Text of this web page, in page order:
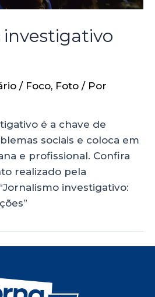
/ Foco, Foto / Por
é a chave de
sociais e coloca em
e profissional. Confira
realizado pela
investigativo: